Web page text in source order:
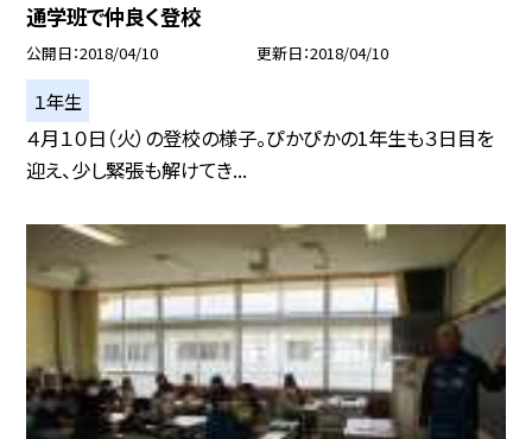
通学班で仲良く登校
公開日 2018/04/10 更新日 2018/04/10
１年生
４月１０日（火）の登校の様子。ぴかぴかの1年生も３日目を
迎え、少し緊張も解けてき...